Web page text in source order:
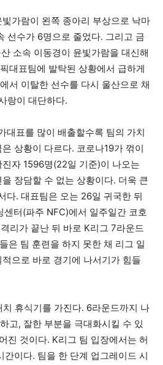
가람이 왼쪽 종아리 부상으로 낙마
선수가 6명으로 줄었다. 그리고 금
소속 이동경이 윤빛가람을 대신해
대표팀에 발탁된 상황에서 급하게
서 이탈한 선수를 다시 울산으로 채
랑이 대단하다.
대표를 많이 배출할수록 팀의 가치
상황이 다르다. 코로나19가 꺾이
자 1596명(22일 기준)이 나오는
장담할 수 없는 상황이다. 더욱 큰
다. 대표팀은 오는 26일 귀국한 뒤
센터(파주 NFC)에서 일주일간 코호
리가 끝난 뒤 바로 K리그 7라운드
은 팀 훈련을 하지 못한 채 리그 일
으로 바로 경기에 나서기가 힘들
휴식기를 가진다. 6라운드까지 나
고, 잘한 부분을 극대화시킬 수 있
진 것이다. K리그 팀 입장에서는 허
간이다. 팀을 한 단계 업그레이드 시